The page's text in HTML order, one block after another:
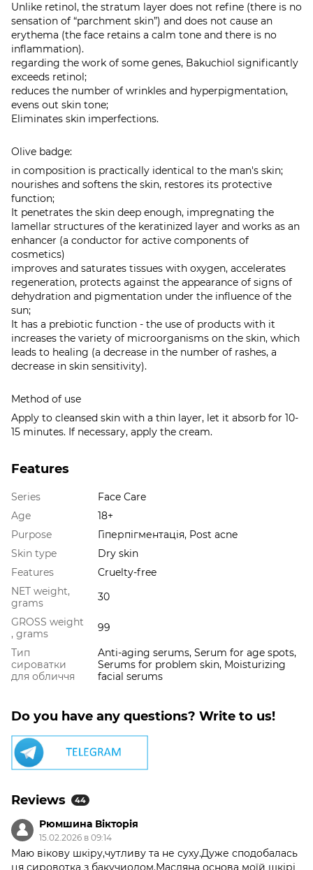
Unlike retinol, the stratum layer does not refine (there is no
sensation of “parchment skin”) and does not cause an
erythema (the face retains a calm tone and there is no
inflammation).
regarding the work of some genes, Bakuchiol significantly
exceeds retinol;
reduces the number of wrinkles and hyperpigmentation,
evens out skin tone;
Eliminates skin imperfections.
Olive badge:
in composition is practically identical to the man's skin;
nourishes and softens the skin, restores its protective
function;
It penetrates the skin deep enough, impregnating the
lamellar structures of the keratinized layer and works as an
enhancer (a conductor for active components of
cosmetics)
improves and saturates tissues with oxygen, accelerates
regeneration, protects against the appearance of signs of
dehydration and pigmentation under the influence of the
sun;
It has a prebiotic function - the use of products with it
increases the variety of microorganisms on the skin, which
leads to healing (a decrease in the number of rashes, a
decrease in skin sensitivity).
Method of use
Apply to cleansed skin with a thin layer, let it absorb for 10-
15 minutes. If necessary, apply the cream.
Features
Series
Face Care
Age
18+
Purpose
Гіперпігментація, Post acne
Skin type
Dry skin
Features
Cruelty-free
NET weight,
grams
30
GROSS weight
, grams
99
Тип
сироватки
для обличчя
Anti-aging serums, Serum for age spots,
Serums for problem skin, Moisturizing
facial serums
Do you have any questions? Write to us!
Reviews 44
Рюмшина Вікторія
15.02.2026 в 09:14
Маю вікову шкіру,чутливу та не суху.Дуже сподобалась
ця сировотка з бакучиолом.Масляна основа моїй шкірі